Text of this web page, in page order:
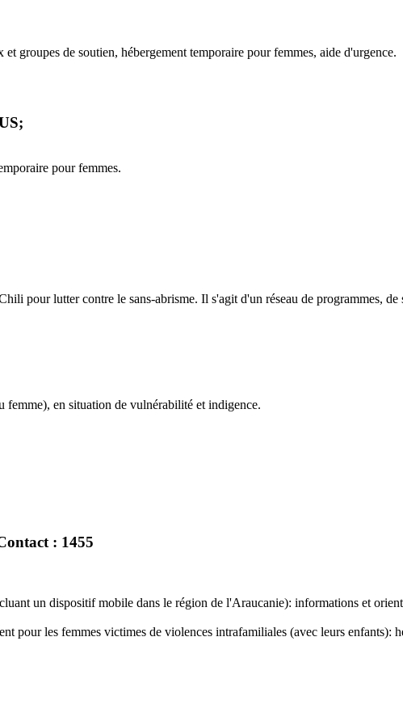
groupes de soutien, hébergement temporaire pour femmes, aide d'urgence.
pour femmes.
pour lutter contre le sans-abrisme. Il s'agit d'un réseau de programmes,
femme), en situation de vulnérabilité et indigence.
: 1455
un dispositif mobile dans le région de l'Araucanie): informations et
pour les femmes victimes de violences intrafamiliales (avec leurs enfants):